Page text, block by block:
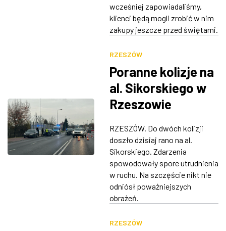
wcześniej zapowiadaliśmy,
klienci będą mogli zrobić w nim
zakupy jeszcze przed świętami.
RZESZÓW
Poranne kolizje na
al. Sikorskiego w
Rzeszowie
RZESZÓW. Do dwóch kolizji
doszło dzisiaj rano na al.
Sikorskiego. Zdarzenia
spowodowały spore utrudnienia
w ruchu. Na szczęście nikt nie
odniósł poważniejszych
obrażeń.
RZESZÓW